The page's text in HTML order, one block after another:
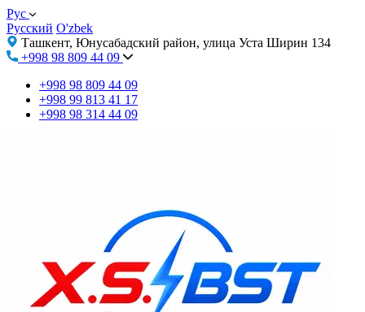
Рус
Русский O'zbek
Ташкент, Юнусабадский район, улица Уста Ширин 134
+998 98 809 44 09
+998 98 809 44 09
+998 99 813 41 17
+998 98 314 44 09